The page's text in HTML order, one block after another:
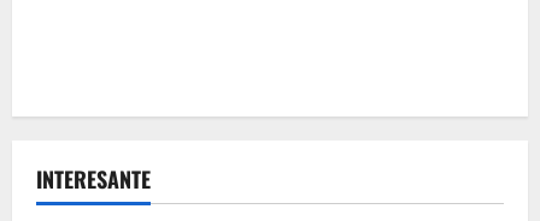
INTERESANTE